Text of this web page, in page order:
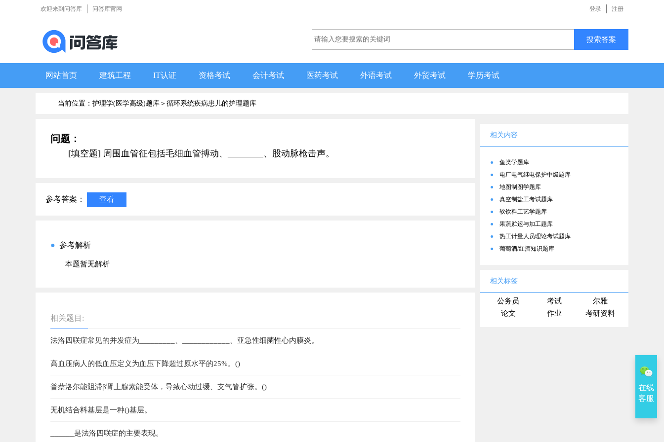
登录 注册
欢迎来到问答库 问答库官网
搜索答案
网站首页 建筑工程 IT认证 资格考试 会计考试 医药考试 外语考试 外贸考试 学历考试
当前位置：护理学(医学高级)题库＞ 循环系统疾病患儿的护理题库
问题：
[填空题] 周围血管征包括毛细血管搏动、________、股动脉枪击声。
参考答案： 查看
● 参考解析
本题暂无解析
相关题目:
法洛四联症常见的并发症为_________、____________、亚急性细菌性心内膜炎。
高血压病人的低血压定义为血压下降超过原水平的25%。()
普萘洛尔能阻滞β肾上腺素能受体，导致心动过缓、支气管扩张。()
无机结合料基层是一种()基层。
______是法洛四联症的主要表现。
在线
客服
相关内容
●
鱼类学题库
●
电厂电气继电保护中级题库
●
地图制图学题库
●
真空制盐工考试题库
●
软饮料工艺学题库
●
果蔬贮运与加工题库
●
热工计量人员理论考试题库
●
葡萄酒/红酒知识题库
相关标签
公务员 考试
尔雅
论文
作业 考研资料